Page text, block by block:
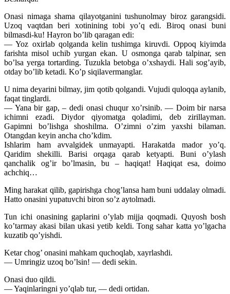
Onasi nimaga shama qilayotganini tushunolmay biroz garangsidi.
Uzoq vaqtdan beri xotinining tobi yo’q edi. Biroq onasi buni
bilmasdi-ku! Hayron bo’lib qaragan edi:
— Yoz oxirlab qolganda kelin tushimga kiruvdi. Oppoq kiyimda
farishta misol uchib yurgan ekan. U osmonga qarab talpinar, sen
bo’lsa yerga tortarding. Tuzukla betobga o’xshaydi. Hali sog’ayib,
otday bo’lib ketadi. Ko’p siqilavermanglar.
U nima deyarini bilmay, jim qotib qolgandi. Vujudi quloqqa aylanib,
faqat tinglardi.
— Yana bir gap, – dedi onasi chuqur xo’rsinib. — Doim bir narsa
ichimni ezadi. Diydor qiyomatga qoladimi, deb zirillayman.
Gapimni bo’lishga shoshilma. O’zimni o’zim yaxshi bilaman.
Otangdan keyin ancha cho’kdim.
Ishlarim ham avvalgidek unmayapti. Harakatda mador yo’q.
Qaridim shekilli. Barisi orqaga qarab ketyapti. Buni o’ylash
qanchalik og’ir bo’lmasin, bu – haqiqat! Haqiqat esa, doimo
achchiq…
Ming harakat qilib, gapirishga chog’lansa ham buni uddalay olmadi.
Hatto onasini yupatuvchi biron so’z aytolmadi.
Tun ichi onasining gaplarini o’ylab mijja qoqmadi. Quyosh bosh
ko’tarmay akasi bilan ukasi yetib keldi. Tong sahar katta yo’lgacha
kuzatib qo’yishdi.
Ketar chog’ onasini mahkam quchoqlab, xayrlashdi.
— Umringiz uzoq bo’lsin! — dedi sekin.
Onasi duo qildi.
— Yaqinlaringni yo’qlab tur, — dedi ortidan.